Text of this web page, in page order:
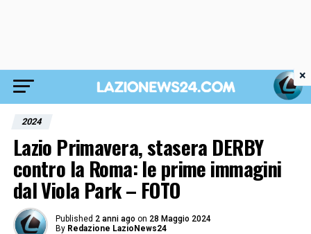
2024
Lazio Primavera, stasera DERBY
contro la Roma: le prime immagini
dal Viola Park – FOTO
Published 2 anni ago on 28 Maggio 2024
By Redazione LazioNews24
×